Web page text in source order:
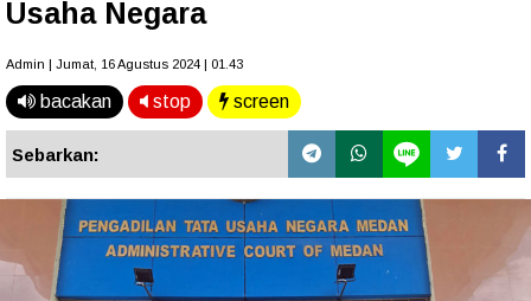
Usaha Negara
Admin | Jumat, 16 Agustus 2024 | 01.43
bacakan stop screen
Sebarkan: